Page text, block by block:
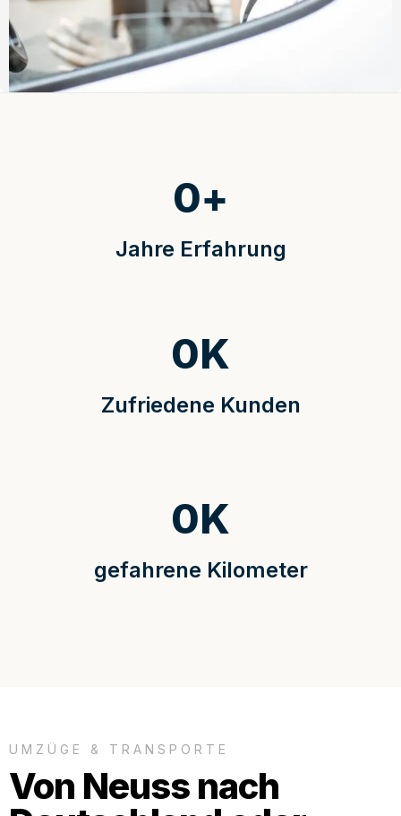
Jahre Erfahrung
0+
Zufriedene Kunden
0K
gefahrene Kilometer
0K
UMZÜGE & TRANSPORTE
Von Neuss nach